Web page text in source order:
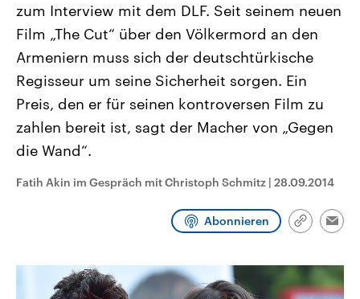
Landtagswahl Sachsen-Anhalt
2026
Alle Informationen
Sachsen-Anhalt wählt am 6.
September 2026 einen neuen
Landtag. Seit 2021 wird das
Bundesland von einer Koalition aus
Umfragen, Prognosen,
Wahlprogramme, aktuelle Berichte
und Hintergründe zu den Parteien
Wahl.
Aktuelle Beiträge,
Hintergründe
Wirtschaftlich und
gehören die Vereinigten
den mächtigsten Ländern
mit großem Einfluss auf
Sendungen
zum Interview mit dem DLF. Seit seinem neuen
Film „The Cut“ über den Völkermord an den
Armeniern muss sich der deutschtürkische
Regisseur um seine Sicherheit sorgen. Ein
Preis, den er für seinen kontroversen Film zu
zahlen bereit ist, sagt der Macher von „Gegen
die Wand“.
Fatih Akin im Gespräch mit Christoph Schmitz | 28.09.2014
Abonnieren
Link